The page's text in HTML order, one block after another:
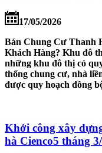
17/05/2026
Bán Chung Cư Thanh
Khách Hàng? Khu đô
những khu đô thị có
thống chung cư, nhà
được quy hoạch đồng
Khởi công xây
hà Cienco5 tháng